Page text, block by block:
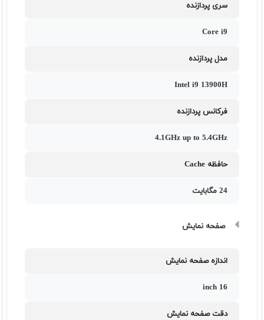
سری پردازنده
Core i9
مدل پردازنده
Intel i9 13900H
فرکانس پردازنده
4.1GHz up to 5.4GHz
حافظه Cache
24 مگابایت
صفحه نمایش
اندازه صفحه نمایش
16 inch
دقت صفحه نمایش